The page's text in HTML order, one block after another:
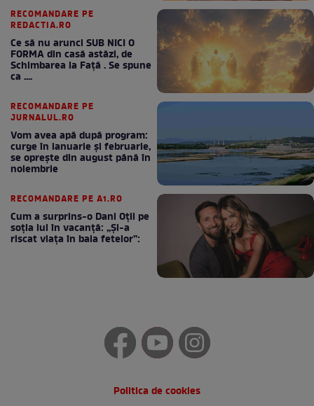
RECOMANDARE PE
REDACTIA.RO
Ce să nu arunci SUB NICI O
FORMA din casă astăzi, de
Schimbarea la Față . Se spune
ca ....
RECOMANDARE PE
JURNALUL.RO
Vom avea apă după program:
curge în ianuarie și februarie,
se oprește din august până în
noiembrie
RECOMANDARE PE A1.RO
Cum a surprins-o Dani Oțil pe
soția lui în vacanță: „Și-a
riscat viața în baia fetelor”:
Politica de cookies